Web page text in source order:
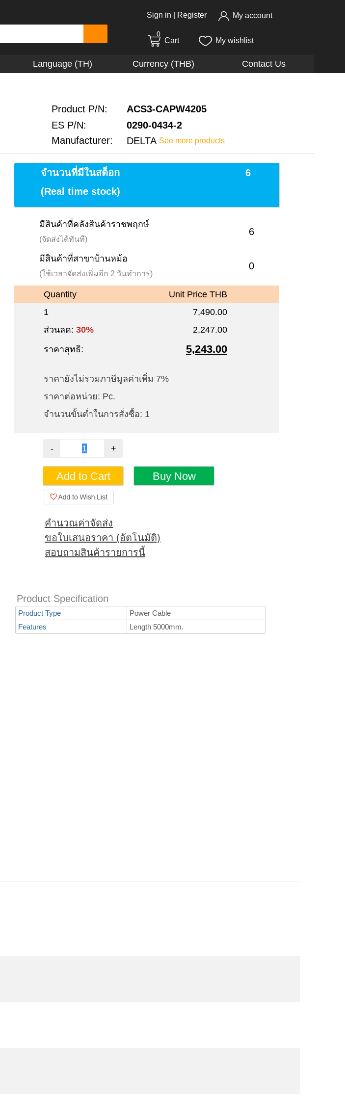
Sign in Register My account
0
Cart My wishlist
Language (TH) Currency (THB) Contact Us
Product P/N: ACS3-CAPW4205
ES P/N: 0290-0434-2
Manufacturer: DELTA See more products
จำนวนที่มีในสต็อก
6
(Real time stock)
มีสินค้าที่คลังสินค้าราชพฤกษ์
(จัดส่งได้ทันที)
6
มีสินค้าที่สาขาบ้านหม้อ
(ใช้เวลาจัดส่งเพิ่มอีก 2 วันทำการ)
0
Quantity
Unit Price THB
1
7,490.00
ส่วนลด: 30%
2,247.00
ราคาสุทธิ:
5,243.00
ราคายังไม่รวมภาษีมูลค่าเพิ่ม 7%
ราคาต่อหน่วย: Pc.
จำนวนขั้นต่ำในการสั่งซื้อ: 1
คำนวณค่าจัดส่ง
ขอใบเสนอราคา (อัตโนมัติ)
สอบถามสินค้ารายการนี้
Product Specification
Product Type
Power Cable
Features
Length 5000mm.